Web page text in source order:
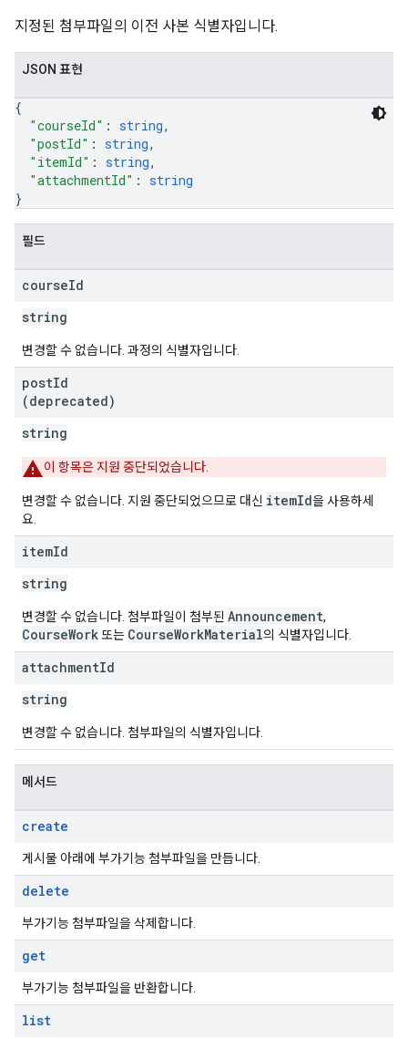
지정된 첨부파일의 이전 사본 식별자입니다.
JSON 표현
{
"courseId" : string,
"postId" : string,
"itemId" : string,
"attachmentId" : string
}
필드
courseId
string
변경할 수 없습니다. 과정의 식별자입니다.
postId
(deprecated)
string
이 항목은 지원 중단되었습니다.
변경할 수 없습니다. 지원 중단되었으므로 대신 itemId을 사용하세
요.
itemId
string
변경할 수 없습니다. 첨부파일이 첨부된 Announcement,
CourseWork 또는 CourseWorkMaterial의 식별자입니다.
attachmentId
string
변경할 수 없습니다. 첨부파일의 식별자입니다.
메서드
create
게시물 아래에 부가기능 첨부파일을 만듭니다.
delete
부가기능 첨부파일을 삭제합니다.
get
부가기능 첨부파일을 반환합니다.
list